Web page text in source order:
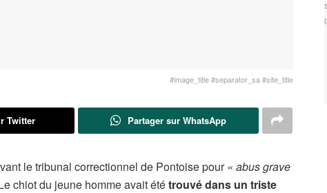
#image_title #separator_sa #site_title
Twitter Partager sur WhatsApp
le tribunal correctionnel de Pontoise pour« abus grave
chiot du jeune homme avait ététrouvé dans un triste